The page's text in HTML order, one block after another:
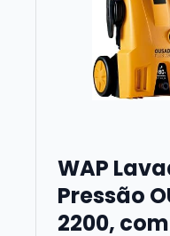
WAP
Pressão
2200,